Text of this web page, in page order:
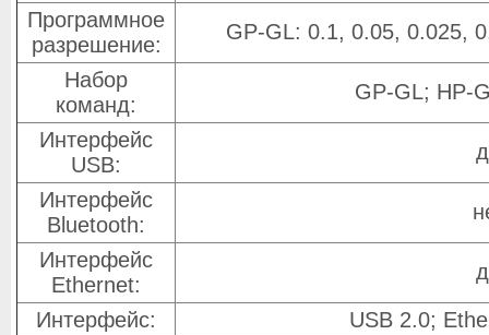
Программное
разрешение:
GP-GL: 0.1, 0.05, 0.025,
Набор
команд:
GP-GL; HP-
Интерфейс
USB:
Интерфейс
Bluetooth:
Интерфейс
Ethernet:
Интерфейс:
USB 2.0;